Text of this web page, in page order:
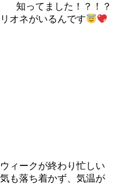
知ってました！？！？
オネがいるんです
ィークが終わり忙しい
も落ち着かず、気温が